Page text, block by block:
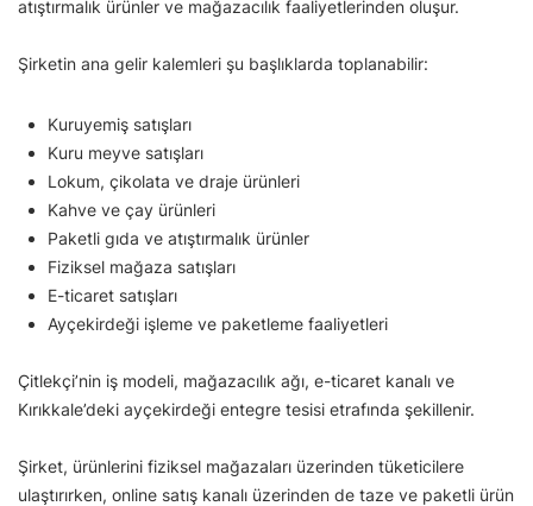
atıştırmalık ürünler ve mağazacılık faaliyetlerinden oluşur.
Şirketin ana gelir kalemleri şu başlıklarda toplanabilir:
Kuruyemiş satışları
Kuru meyve satışları
Lokum, çikolata ve draje ürünleri
Kahve ve çay ürünleri
Paketli gıda ve atıştırmalık ürünler
Fiziksel mağaza satışları
E-ticaret satışları
Ayçekirdeği işleme ve paketleme faaliyetleri
Çitlekçi’nin iş modeli, mağazacılık ağı, e-ticaret kanalı ve
Kırıkkale’deki ayçekirdeği entegre tesisi etrafında şekillenir.
Şirket, ürünlerini fiziksel mağazaları üzerinden tüketicilere
ulaştırırken, online satış kanalı üzerinden de taze ve paketli ürün